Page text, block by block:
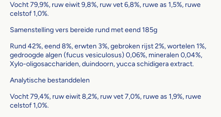
Vocht 79,9%, ruw eiwit 9,8%, ruw vet 6,8%, ruwe as 1,5%, ruwe
celstof 1,0%.
Samenstelling vers bereide rund met eend 185g
Rund 42%, eend 8%, erwten 3%, gebroken rijst 2%, wortelen 1%,
gedroogde algen (fucus vesiculosus) 0,06%, mineralen 0,04%,
Xylo-oligosacchariden, duindoorn, yucca schidigera extract.
Analytische bestanddelen
Vocht 79,4%, ruw eiwit 8,2%, ruw vet 7,0%, ruwe as 1,9%, ruwe
celstof 1,0%.